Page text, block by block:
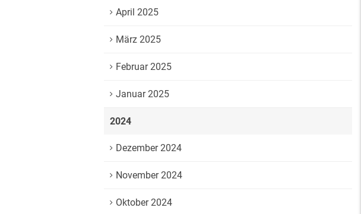
April 2025
März 2025
Februar 2025
Januar 2025
2024
Dezember 2024
November 2024
Oktober 2024